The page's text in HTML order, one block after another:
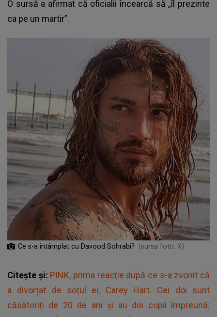
O sursă a afirmat că oficialii încearcă să „îl prezinte
ca pe un martir”.
Ce s-a întâmplat cu Davood Sohrabi? (sursa foto: X)
Citește și: PINK, prima reacție după ce s-a zvonit că
a divorțat de soțul ei, Carey Hart. Cei doi sunt
căsătoriți de 20 de ani și au doi copii împreună: